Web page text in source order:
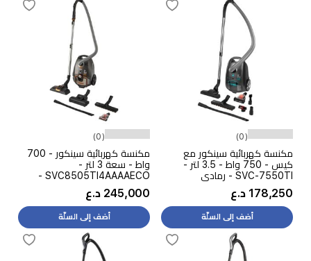
(0)
مكنسة كهربائية سينكور مع
كيس - 750 واط - 3.5 لتر -
SVC-7550TI - رمادي
178,250 د.ع
أضف إلى السلّة
(0)
مكنسة كهربائية سينكور - 700
واط - سعة 3 لتر -
SVC8505TI4AAAAECO -
رمادي
245,000 د.ع
أضف إلى السلّة